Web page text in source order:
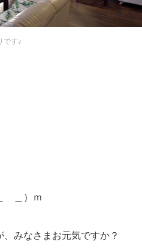
です♪
＿）ｍ
みなさまお元気ですか？